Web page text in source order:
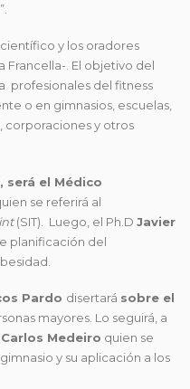
y los oradores
Francella-. El objetivo del
profesionales del fitness
o en gimnasios, escuelas,
corporaciones y otros
será el Médico
se referirá al
(SIT). Luego, el Ph.D Javier
planificación del
Pardo disertará sobre el
mayores. Lo seguirá, a
Carlos Medeiro quien se
y su aplicación a los